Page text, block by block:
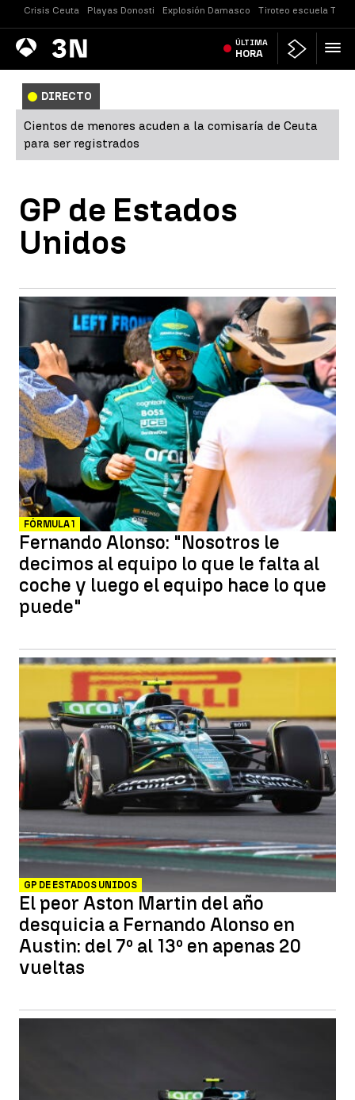
Crisis Ceuta Playas Donosti Explosión Damasco Tiroteo escuela
Antena
3 Noticias ÚLTIMA
HORA
DIRECTO
Cientos de menores acuden a la comisaría de Ceuta
para ser registrados
GP de Estados
Unidos
FÓRMULA 1
Fernando Alonso: "Nosotros le
decimos al equipo lo que le falta al
coche y luego el equipo hace lo que
puede"
GP DE ESTADOS UNIDOS
El peor Aston Martin del año
desquicia a Fernando Alonso en
Austin: del 7º al 13º en apenas 20
vueltas